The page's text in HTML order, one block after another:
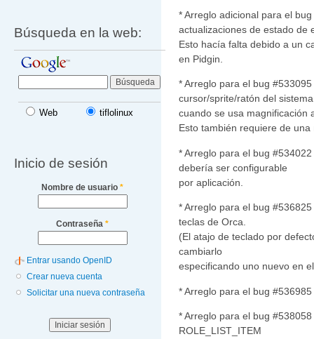
Búsqueda en la web:
Web tiflolinux
Inicio de sesión
Nombre de usuario *
Contraseña *
Entrar usando OpenID
Crear nueva cuenta
Solicitar una nueva contraseña
* Arreglo adicional para el
actualizaciones de estado de
Esto hacía falta debido a un
en Pidgin.
* Arreglo para el bug
cursor/sprite/ratón del sistema
cuando se usa magnificación
Esto también requiere de
* Arreglo para el bug
debería ser configurable
por aplicación.
* Arreglo para el bug
teclas de Orca.
(El atajo de teclado por
cambiarlo
especificando uno nuevo en
* Arreglo para el bug
* Arreglo para el bug
ROLE_LIST_ITEM